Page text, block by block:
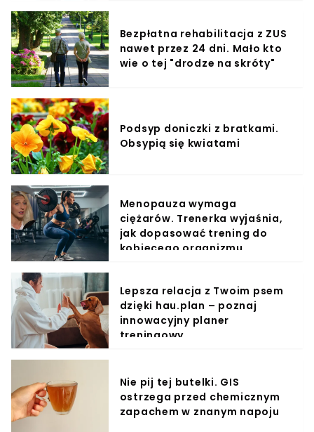
Bezpłatna rehabilitacja z ZUS
nawet przez 24 dni. Mało kto
wie o tej "drodze na skróty"
Podsyp doniczki z bratkami.
Obsypią się kwiatami
Menopauza wymaga
ciężarów. Trenerka wyjaśnia,
jak dopasować trening do
kobiecego organizmu
Lepsza relacja z Twoim psem
dzięki hau.plan – poznaj
innowacyjny planer
treningowy
Nie pij tej butelki. GIS
ostrzega przed chemicznym
zapachem w znanym napoju